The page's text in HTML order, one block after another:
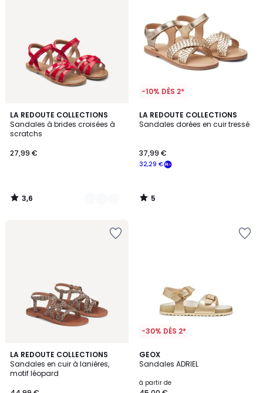
LA REDOUTE COLLECTIONS
Sandales à brides croisées à
scratchs
27,99 €
3,6
/ 5
2
Couleurs
3,6
/
-10% DÈS 2*
LA REDOUTE COLLECTIONS
Sandales dorées en cuir tressé
32,29 €
37,99 €
5
/
5
/
LA REDOUTE COLLECTIONS
Sandales en cuir à lanières,
motif léopard
1
/
5
-30% DÈS 2*
GEOX
Sandales ADRIEL
à partir de